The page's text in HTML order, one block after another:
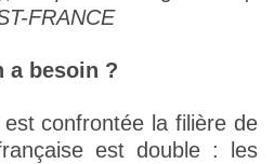
FRANCE
a besoin ?
confrontée la filière de
est double : les